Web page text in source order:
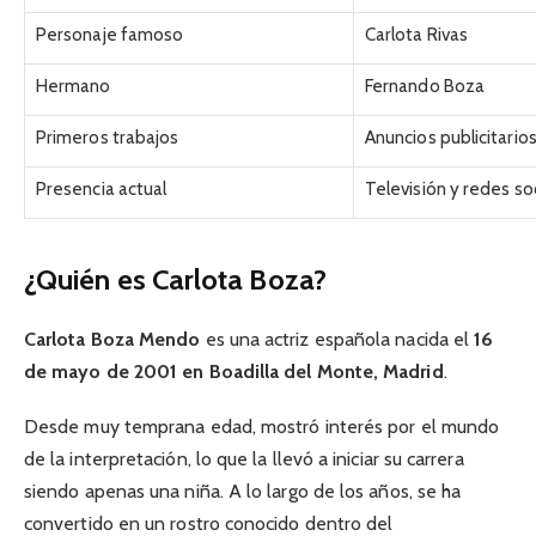
Personaje famoso Carlota Rivas
Hermano Fernando Boza
Primeros trabajos Anuncios publicitarios
Presencia actual Televisión y redes
¿Quién es Carlota Boza?
Carlota Boza Mendo es una actriz española nacida el16
de mayo de 2001 en Boadilla del Monte, Madrid.
Desde muy temprana edad, mostró interés por el mundo
de la interpretación, lo que la llevó a iniciar su carrera
siendo apenas una niña. A lo largo de los años, se ha
convertido en un rostro conocido dentro del